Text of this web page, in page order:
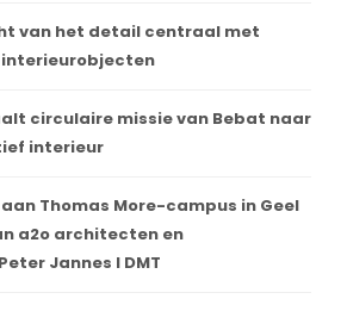
van het detail centraal met
circulaire missie van Bebat naar
interieur
Thomas More-campus in Geel
a2o architecten en
Jannes I DMT